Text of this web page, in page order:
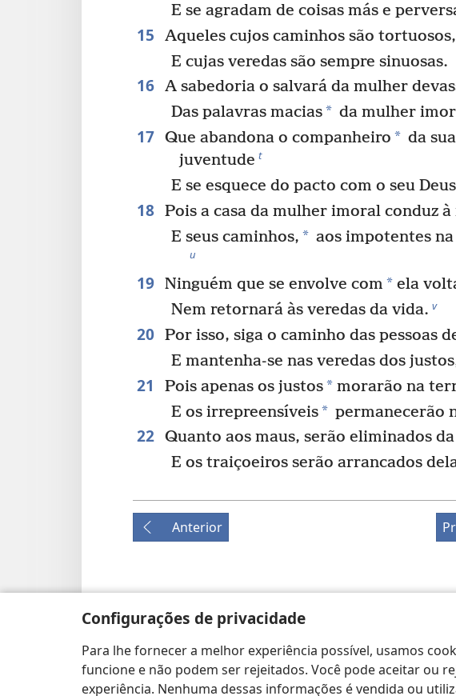
Configurações de privacidade
Para lhe fornecer a melhor experiência possível, usamos
funcione e não podem ser rejeitados. Você pode aceitar ou
experiência. Nenhuma dessas informações é vendida ou
E se agradam de coisas más e
15
Aqueles cujos caminhos são tortuosos,
E cujas veredas são sempre sinuosas.
16 A sabedoria o salvará da mulher
Das palavras macias* da mulher
17 Que abandona o companheiro * da sua
juventude t
E se esquece do pacto com o seu
18 Pois a casa da mulher imoral conduz
E seus caminhos, * aos impotentes
u
19 Ninguém que se envolve com *ela
Nem retornará às veredas da vida. v
20 Por isso, siga o caminho das pessoas
E mantenha-se nas veredas dos
21 Pois apenas os justos*morarão na
E os irrepreensíveis* permanecerão
22 Quanto aos maus, serão eliminados
E os traiçoeiros serão arrancados
Anterior
TERMOS DE USO|POLÍTICA DE PRIVACIDADE|
PRIVACIDADE